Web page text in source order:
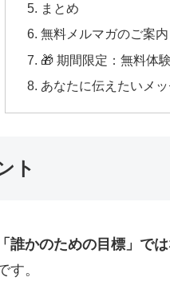
まとめ
無料メルマガのご案内
🎁 期間限定：無料体
あなたに伝えたいメ
ト
「誰かのための目標」で
す。